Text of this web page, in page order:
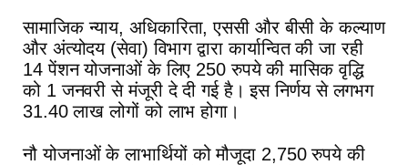
सामाजिक न्याय, अधिकारिता, एससी और बीसी के कल्याण
और अंत्योदय (सेवा) विभाग द्वारा कार्यान्वित की जा रही
14 पेंशन योजनाओं के लिए 250 रुपये की मासिक वृद्धि
को 1 जनवरी से मंजूरी दे दी गई है। इस निर्णय से लगभग
31.40 लाख लोगों को लाभ होगा।
नौ योजनाओं के लाभार्थियों को मौजूदा 2,750 रुपये की